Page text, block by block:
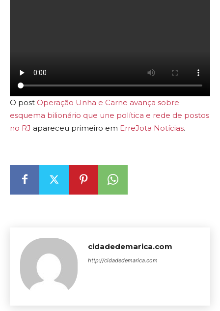
O post Operação Unha e Carne avança sobre
esquema bilionário que une política e rede de postos
no RJ apareceu primeiro em ErreJota Notícias.
cidadedemarica.com
http://cidadedemarica.com